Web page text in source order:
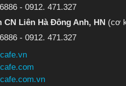
- 0912. 471.327
CN Liên Hà Đông Anh, HN (cơ
- 0912. 471.327